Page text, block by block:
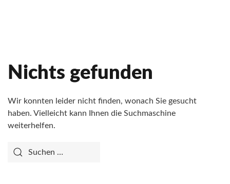
Nichts gefunden
Wir konnten leider nicht finden, wonach Sie gesucht
haben. Vielleicht kann Ihnen die Suchmaschine
weiterhelfen.